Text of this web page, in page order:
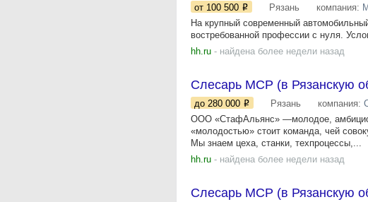
от 100 500 Рязань компания:
​​​​​​На крупный современный
востребованной профессии с нуля.
hh.ru - найдена более недели назад
Слесарь МСР (в Рязанскую
до 280 000 Рязань компания:
ООО «СтафАльянс» —молодое,
«молодостью» стоит команда, чей
Мы знаем цеха, станки, техпроцессы,...
hh.ru - найдена более недели назад
Слесарь МСР (в Рязанскую